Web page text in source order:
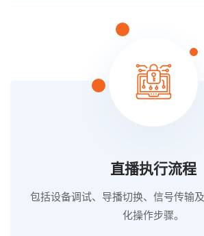
直播执行流程
包括设备调试、导播切换、信号传输
化操作步骤。